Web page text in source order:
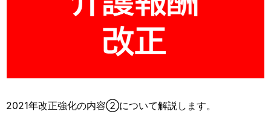
2021年改正強化の内容②について解説します。